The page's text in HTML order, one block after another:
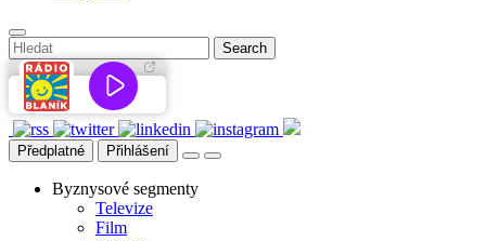
Předplatné Přihlášení
Byznysové segmenty
Televize
Film